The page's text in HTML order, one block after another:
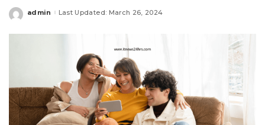
Posted
admin Last Updated: March 26, 2024